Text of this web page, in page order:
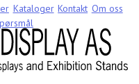
Kataloger Kontakt Om oss